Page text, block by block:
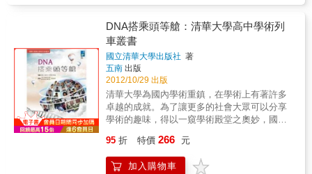
著許多歷史懸案的解答，而這些懸案，原本都
是人們以為永遠無解的。不過，人類幫基因解
碼的過程並非一帆風順——遺傳學領域打從一
開始，便充斥著大混戰、暗箭傷人，以及具有
爭議性的理論——但是，科學家現在終於能夠
判讀刻印在我們DNA中的奇妙故事，數百萬年
前發生的老故事，其中包括人類如何在遠古時
代勉強設法征服地球，甚至差點滅絕，絲毫看
不出如現在人類所自我感覺良好的基因優勢。
隨著我們在繪製DNA地圖以及修改DNA方面，
事，就愈顯得誘人，甚至令人渴望。DNA賦予
我們想像力，而我們現在能夠想像，如何擺脫
掉它加在我們身上，長達一輩子的手銬腳鐐。
學的各種研究成果與最新發展趨勢。★本書巧
妙地將每一個單元分為兩頁，一頁文一頁圖，
左右兩頁互為參照化、互補化與系統化，將文
字、圖表等生動活潑的視覺元素加以有效整
合。
DNA搭乘頭等艙：清華大學高中學術列
車叢書
國立清華大學出版社 著
五南 出版
2012/10/29 出版
清華大學為國內學術重鎮，在學術上有著許多
卓越的成就。為了讓更多的社會大眾可以分享
學術的趣味，得以一窺學術殿堂之奧妙，國立
「高中科普列車」。此科普列車之教育推廣成
果展現，將以目前國立清華大學的學術研究成
果為主，講員為參與研究之教師與研究人員。
95 折 特價 266 元
加入購物車